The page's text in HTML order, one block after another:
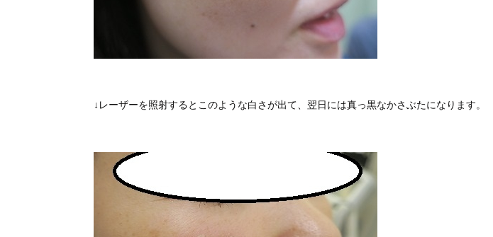
↓レーザーを照射するとこのような白さが出て、翌日には真っ黒なかさぶたになります。